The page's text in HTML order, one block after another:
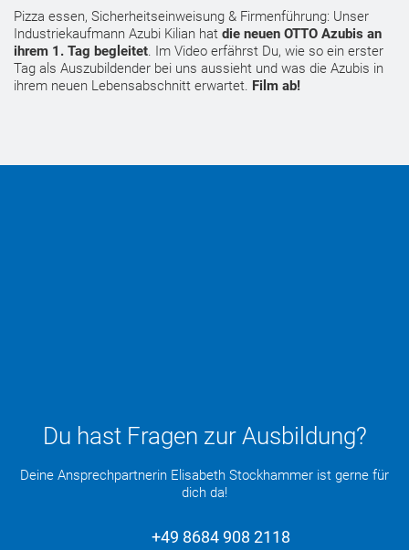
Pizza essen, Sicherheitseinweisung & Firmenführung: Unser
Industriekaufmann Azubi Kilian hat die neuen OTTO Azubis an
ihrem 1. Tag begleitet. Im Video erfährst Du, wie so ein erster
Tag als Auszubildender bei uns aussieht und was die Azubis in
ihrem neuen Lebensabschnitt erwartet. Film ab!
Du hast Fragen zur Ausbildung?
Deine Ansprechpartnerin Elisabeth Stockhammer ist gerne für
dich da!
+49 8684 908 2118